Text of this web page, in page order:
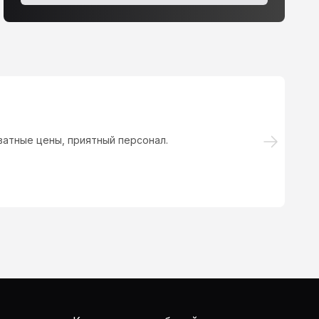
цены, приятный персонал.